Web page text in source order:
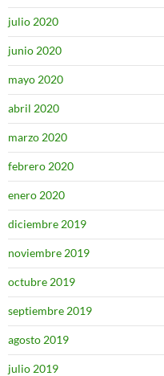
julio 2020
junio 2020
mayo 2020
abril 2020
marzo 2020
febrero 2020
enero 2020
diciembre 2019
noviembre 2019
octubre 2019
septiembre 2019
agosto 2019
julio 2019